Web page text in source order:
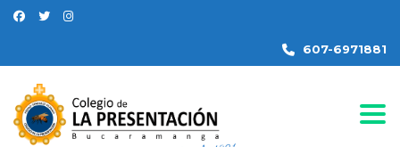
607-6971881